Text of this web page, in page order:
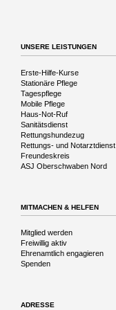
UNSERE LEISTUNGEN
Navigation
überspringen
Erste-Hilfe-Kurse
Stationäre Pflege
Tagespflege
Mobile Pflege
Haus-Not-Ruf
Sanitätsdienst
Rettungshundezug
Rettungs- und Notarztdienst
Freundeskreis
ASJ Oberschwaben Nord
MITMACHEN & HELFEN
Navigation
überspringen
Mitglied werden
Freiwillig aktiv
Ehrenamtlich engagieren
Spenden
ADRESSE